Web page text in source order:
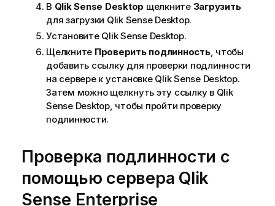
В Qlik Sense Desktop щелкните Загрузить
для загрузки Qlik Sense Desktop.
Установите Qlik Sense Desktop.
Щелкните Проверить подлинность, чтобы
добавить ссылку для проверки подлинности
на сервере к установке Qlik Sense Desktop.
Затем можно щелкнуть эту ссылку в Qlik
Sense Desktop, чтобы пройти проверку
подлинности.
Проверка подлинности с
помощью сервера Qlik
Sense Enterprise